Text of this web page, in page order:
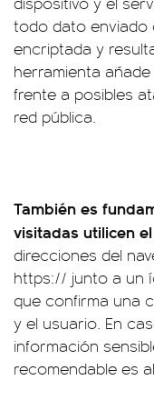
todo dato enviado
encriptada y
herramienta
frente a posibles
red pública.
También es
visitadas utilicen
direcciones del
https:// junto a un
que confirma una
y el usuario. En
información
recomendable es